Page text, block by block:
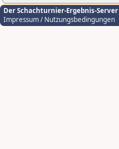
Der Schachturnier-Ergebnis-Server
Impressum / Nutzungsbedingungen